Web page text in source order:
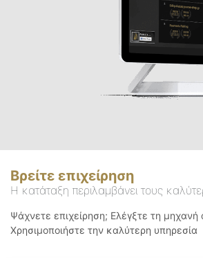
Βρείτε επιχείρηση
Η κατάταξη περιλαμβάνει τους
Ψάχνετε επιχείρηση; Ελέγξτε τη μηχανή
Χρησιμοποιήστε την καλύτερη υπηρεσία